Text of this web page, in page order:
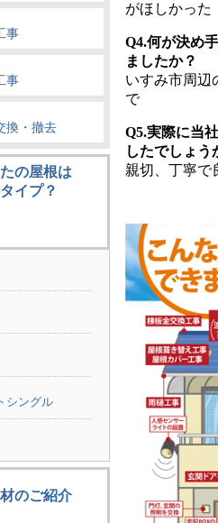
事
事
換・撤去
の屋根は
イプ？
シングル
のご紹介
がほしかった
Q4.何が決め
ましたか？
いすみ市周辺
で
Q5.実際に当
したでしょう
親切、丁寧で